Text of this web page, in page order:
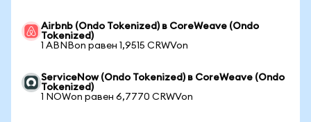
Airbnb (Ondo Tokenized) в CoreWeave (Ondo
Tokenized)
1 ABNBon равен 1,9515 CRWVon
ServiceNow (Ondo Tokenized) в CoreWeave (Ondo
Tokenized)
1 NOWon равен 6,7770 CRWVon